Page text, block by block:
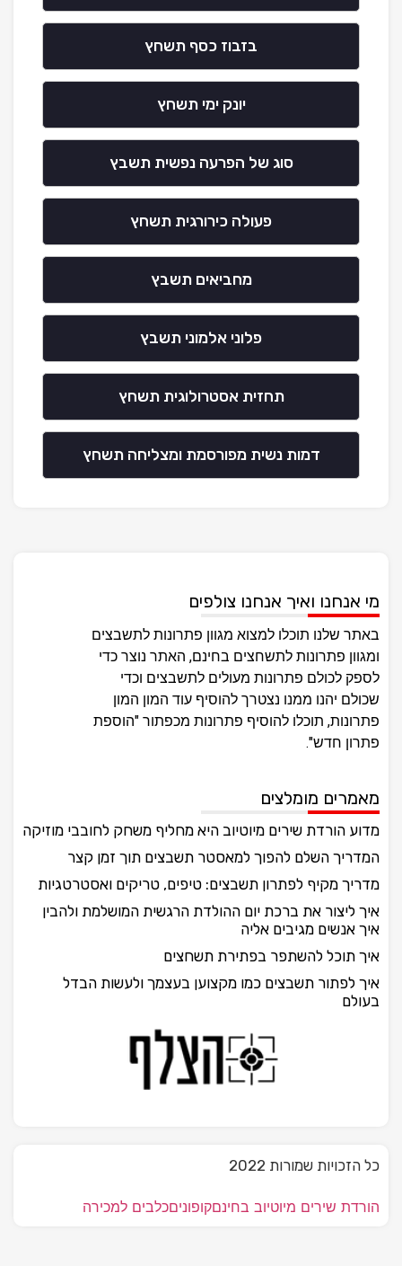
בזבוז כסף תשחץ
יונק ימי תשחץ
סוג של הפרעה נפשית תשבץ
פעולה כירורגית תשחץ
מחביאים תשבץ
פלוני אלמוני תשבץ
תחזית אסטרולוגית תשחץ
דמות נשית מפורסמת ומצליחה תשחץ
מי אנחנו ואיך אנחנו צולפים
באתר שלנו תוכלו למצוא מגוון פתרונות לתשבצים
ומגוון פתרונות לתשחצים בחינם, האתר נוצר כדי
לספק לכולם פתרונות מעולים לתשבצים וכדי
שכולם יהנו ממנו נצטרך להוסיף עוד המון המון
פתרונות, תוכלו להוסיף פתרונות מכפתור "הוספת
פתרון חדש".
מאמרים מומלצים
מדוע הורדת שירים מיוטיוב היא מחליף משחק לחובבי מוזיקה
המדריך השלם להפוך למאסטר תשבצים תוך זמן קצר
מדריך מקיף לפתרון תשבצים: טיפים, טריקים ואסטרטגיות
איך ליצור את ברכת יום ההולדת הרגשית המושלמת ולהבין
איך אנשים מגיבים אליה
איך תוכל להשתפר בפתירת תשחצים
איך לפתור תשבצים כמו מקצוען בעצמך ולעשות הבדל
בעולם
כל הזכויות שמורות 2022
הורדת שירים מיוטיוב בחינםקופוניםכלבים למכירה